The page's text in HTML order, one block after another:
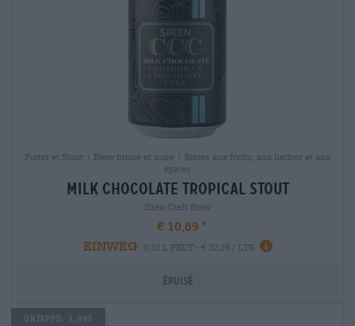
Porter et Stout | Bière brune et noire | Bières aux fruits, aux herbes et aux
épices
milk chocolate tropical stout
Siren Craft Brew
€ 10,69
EINWEG
0,33 L PEUT - € 32,39 / LTR
Épuisé
Untappd: 3,993